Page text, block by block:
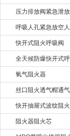
压力排放阀紧急泄
呼吸人孔紧急放空
快开式阻火呼吸阀
全天候防爆快开式
氧气阻火器
丝口阻火透气帽通
快开抽屉式波纹阻
阻火器阻火芯